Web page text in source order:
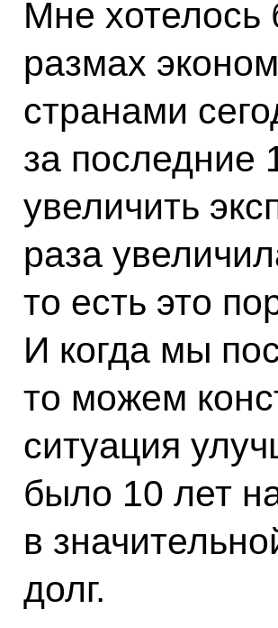
Мне хотелось
размах
странами
за последние
увеличить
раза
то есть это
И когда мы
то можем
ситуация
было 10 лет
в
долг.